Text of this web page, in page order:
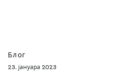
Блог
23. јануара 2023